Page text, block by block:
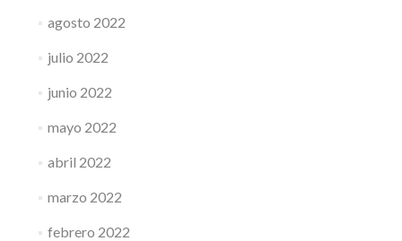
agosto 2022
julio 2022
junio 2022
mayo 2022
abril 2022
marzo 2022
febrero 2022